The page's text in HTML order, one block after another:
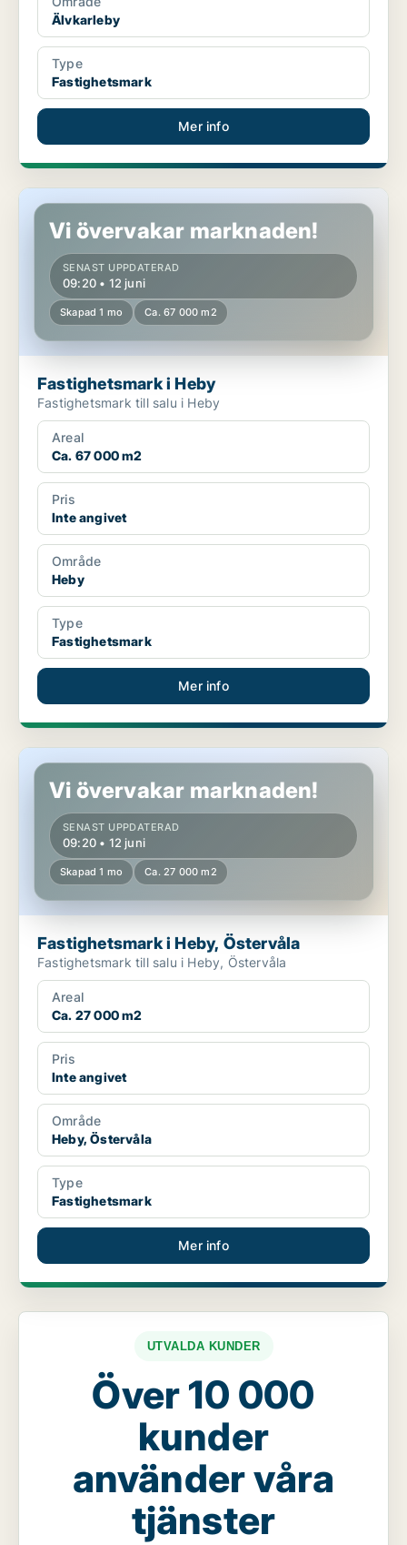
Älvkarleby
Type
Fastighetsmark
Mer info
Fastighetsmark i Heby
Vi övervakar marknaden!
SENAST UPPDATERAD
09:20 • 12 juni
Skapad 1 mo Ca. 67 000 m2
Fastighetsmark i Heby
Fastighetsmark till salu i Heby
Areal
Ca. 67 000 m2
Pris
Inte angivet
Område
Heby
Type
Fastighetsmark
Mer info
Fastighetsmark i Heby, Östervåla
Vi övervakar marknaden!
SENAST UPPDATERAD
09:20 • 12 juni
Skapad 1 mo Ca. 27 000 m2
Fastighetsmark i Heby, Östervåla
Fastighetsmark till salu i Heby, Östervåla
Areal
Ca. 27 000 m2
Pris
Inte angivet
Område
Heby, Östervåla
Type
Fastighetsmark
Mer info
UTVALDA KUNDER
Över 10 000
kunder
använder våra
tjänster